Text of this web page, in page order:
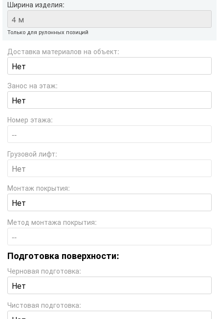
Ширина изделия:
Только для рулонных позиций
Доставка материалов на объект:
Занос на этаж:
Номер этажа:
Грузовой лифт:
Монтаж покрытия:
Метод монтажа покрытия:
Подготовка поверхности:
Черновая подготовка:
Чистовая подготовка: